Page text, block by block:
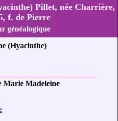
Pillet, née Charrière,
f. de Pierre
généalogique
(Hyacinthe)
Marie Madeleine